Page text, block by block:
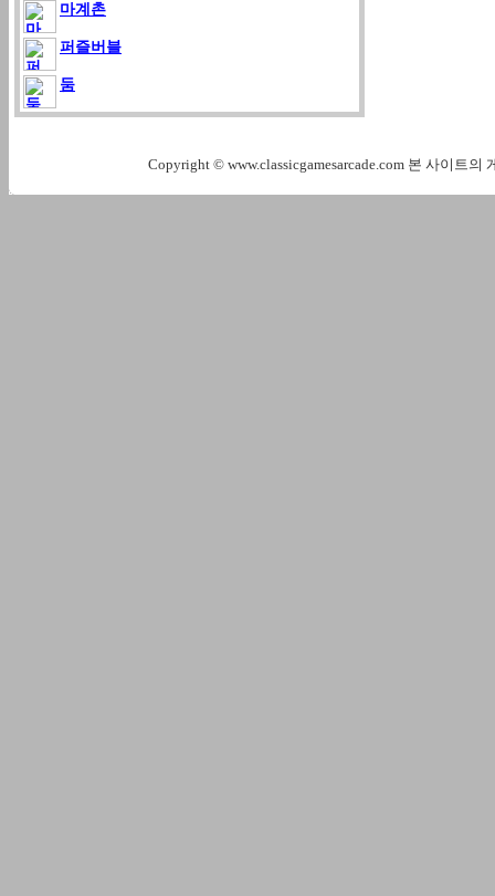
마계촌
퍼즐버블
둠
Copyright © www.classicgamesarcade.com 본 사이트